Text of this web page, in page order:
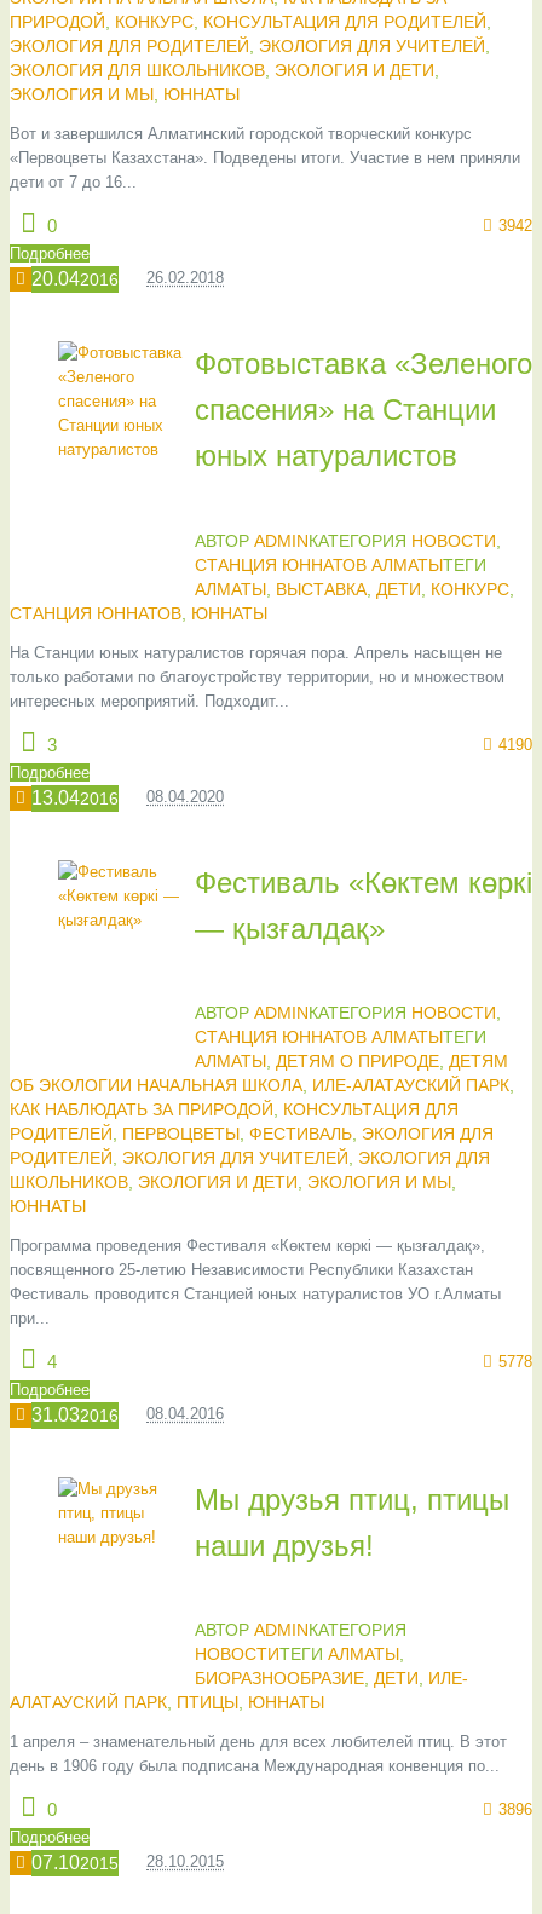
ПРИРОДОЙ, КОНКУРС, КОНСУЛЬТАЦИЯ ДЛЯ РОДИТЕЛЕЙ,
ЭКОЛОГИЯ ДЛЯ РОДИТЕЛЕЙ, ЭКОЛОГИЯ ДЛЯ УЧИТЕЛЕЙ,
ЭКОЛОГИЯ ДЛЯ ШКОЛЬНИКОВ, ЭКОЛОГИЯ И ДЕТИ,
ЭКОЛОГИЯ И МЫ, ЮННАТЫ
Вот и завершился Алматинский городской творческий конкурс
«Первоцветы Казахстана». Подведены итоги. Участие в нем приняли
дети от 7 до 16...
0
3942
Подробнее
20.042016 26.02.2018
Фотовыставка «Зеленого
спасения» на Станции
юных натуралистов
АВТОР ADMINКАТЕГОРИЯ НОВОСТИ
СТАНЦИЯ ЮННАТОВ АЛМАТЫТЕГИ
АЛМАТЫ, ВЫСТАВКА, ДЕТИ КОНКУРС,
СТАНЦИЯ ЮННАТОВ ЮННАТЫ
На Станции юных натуралистов горячая пора. Апрель насыщен не
только работами по благоустройству территории, но и множеством
интересных мероприятий. Подходит...
3
4190
Подробнее
13.042016 08.04.2020
Фестиваль «Көктем көркі
— қызғалдақ»
АВТОР ADMINКАТЕГОРИЯ НОВОСТИ
СТАНЦИЯ ЮННАТОВ АЛМАТЫТЕГИ
АЛМАТЫ, ДЕТЯМ О ПРИРОДЕ, ДЕТЯМ
ОБ ЭКОЛОГИИ НАЧАЛЬНАЯ ШКОЛА ИЛЕ-АЛАТАУСКИЙ ПАРК
КАК НАБЛЮДАТЬ ЗА ПРИРОДОЙ
КОНСУЛЬТАЦИЯ ДЛЯ
РОДИТЕЛЕЙ
ПЕРВОЦВЕТЫ ФЕСТИВАЛЬ ЭКОЛОГИЯ ДЛЯ
РОДИТЕЛЕЙ
ЭКОЛОГИЯ ДЛЯ УЧИТЕЛЕЙ
ЭКОЛОГИЯ ДЛЯ
ШКОЛЬНИКОВ ЭКОЛОГИЯ И ДЕТИ ЭКОЛОГИЯ И МЫ
ЮННАТЫ
Программа проведения Фестиваля «Көктем көркі — қызғалдақ»,
посвященного 25-летию Независимости Республики Казахстан
Фестиваль проводится Станцией юных натуралистов УО г.Алматы
при...
4
5778
Подробнее
31.032016 08.04.2016
Мы друзья птиц, птицы
наши друзья!
АВТОР ADMINКАТЕГОРИЯ
НОВОСТИТЕГИ АЛМАТЫ,
БИОРАЗНООБРАЗИЕ, ДЕТИ
ИЛЕ-
АЛАТАУСКИЙ ПАРК ПТИЦЫ ЮННАТЫ
1 апреля – знаменательный день для всех любителей птиц. В этот
день в 1906 году была подписана Международная конвенция по...
0
3896
Подробнее
07.102015 28.10.2015